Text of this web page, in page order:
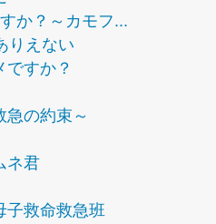
か？～カモフ...
りえない
ですか？
急の約束～
ネ君
救命救急班